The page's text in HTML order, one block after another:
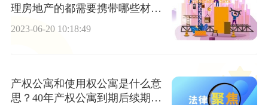
理房地产的都需要携带哪些材
料？
2023-06-20 10:18:49
产权公寓和使用权公寓是什么意
思？40年产权公寓到期后续期多